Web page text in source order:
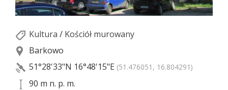
Kultura / Kościół murowany
Barkowo
51°28'33"N 16°48'15"E (51.476051, 16.804291)
90 m n. p. m.